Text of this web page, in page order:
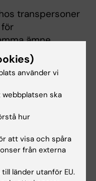
transpersoner
ämne.
fat and
therapy
MJ Eriksson,
Mats
Jennifer Linge,
använder vi
ska
hur
att visa och spåra
från externa
länder utanför EU.